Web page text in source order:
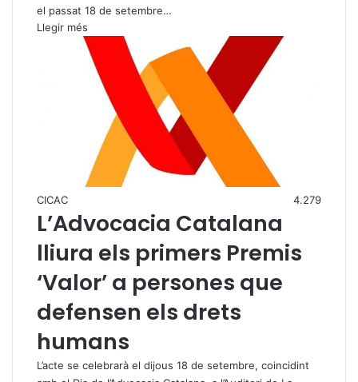
el passat 18 de setembre…
Llegir més
CICAC 4.279
L’Advocacia Catalana
lliura els primers Premis
‘Valor’ a persones que
defensen els drets
humans
L’acte se celebrarà el dijous 18 de setembre, coincidint